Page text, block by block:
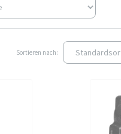
Sortieren nach: